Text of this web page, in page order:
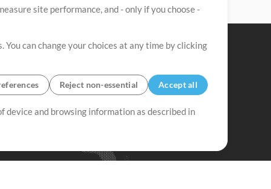
site performance, and - only if you choose -
can change your choices at any time by clicking
Reject non-essential Accept all
device and browsing information as described in